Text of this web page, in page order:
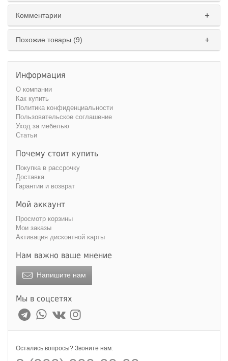
Комментарии
Похожие товары (9)
Информация
О компании
Как купить
Политика конфиденциальности
Пользовательское соглашение
Уход за мебелью
Статьи
Почему стоит купить
Покупка в рассрочку
Доставка
Гарантии и возврат
Мой аккаунт
Просмотр корзины
Мои заказы
Активация дисконтной карты
Нам важно ваше мнение
Напишите нам
Мы в соцсетях
Остались вопросы? Звоните нам: